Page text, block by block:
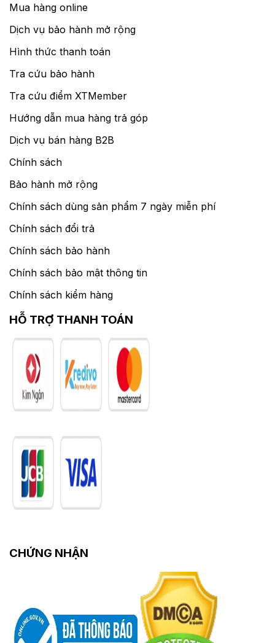
Mua hàng online
Dịch vụ bảo hành mở rộng
Hình thức thanh toán
Tra cứu bảo hành
Tra cứu điểm XTMember
Hướng dẫn mua hàng trả góp
Dịch vụ bán hàng B2B
Chính sách
Bảo hành mở rộng
Chính sách dùng sản phẩm 7 ngày miễn phí
Chính sách đổi trả
Chính sách bảo hành
Chính sách bảo mật thông tin
Chính sách kiểm hàng
HỖ TRỢ THANH TOÁN
CHỨNG NHẬN